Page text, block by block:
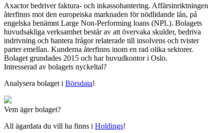
Axactor bedriver faktura- och inkassohantering. Affärsinriktningen
återfinns mot den europeiska marknaden för nödlidande lån, på
engelska benämnt Large Non-Performing loans (NPL). Bolagets
huvudsakliga verksamhet består av att övervaka skulder, bedriva
indrivning och hantera frågor relaterade till insolvens och tvister
parter emellan. Kunderna återfinns inom en rad olika sektorer.
Bolaget grundades 2015 och har huvudkontor i Oslo.
Intresserad av bolagets nyckeltal?
Analysera bolaget i Börsdata!
Vem äger bolaget?
All ägardata du vill ha finns i Holdings!